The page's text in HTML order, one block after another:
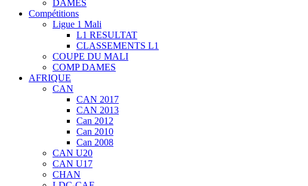
DAMES
Compétitions
Ligue 1 Mali
L1 RESULTAT
CLASSEMENTS L1
COUPE DU MALI
COMP DAMES
AFRIQUE
CAN
CAN 2017
CAN 2013
Can 2012
Can 2010
Can 2008
CAN U20
CAN U17
CHAN